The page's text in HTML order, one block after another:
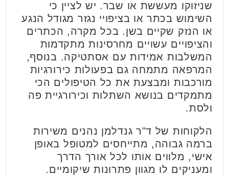
שניזוקו מעששת או שבר. יש לציין כי
השימוש בכתר או בציפויי נגזר מגודל הנגע
או הנזק שקיים בשן. בכל מקרה, הכתרים
והציפויים עשויים מחרסינות מתקדמות
המשלבות אמידות עם אסתטיקה. בנוסף,
המרפאה מתמחה גם בפעולות כירורגיות
מורכבות ומבצעת את כל הטיפולים הכי
מתמקדים בנושא השתלות וכירורגיית פה
ולסת.
הלקוחות של ד"ר גנדלמן נהנים משירות
ברמה גבוהה, מתייחסים למטופל באופן
אישי, מלווים אותו לכל אורך הדרך
ומעניקים לו מגוון פתרונות שיקומיים.